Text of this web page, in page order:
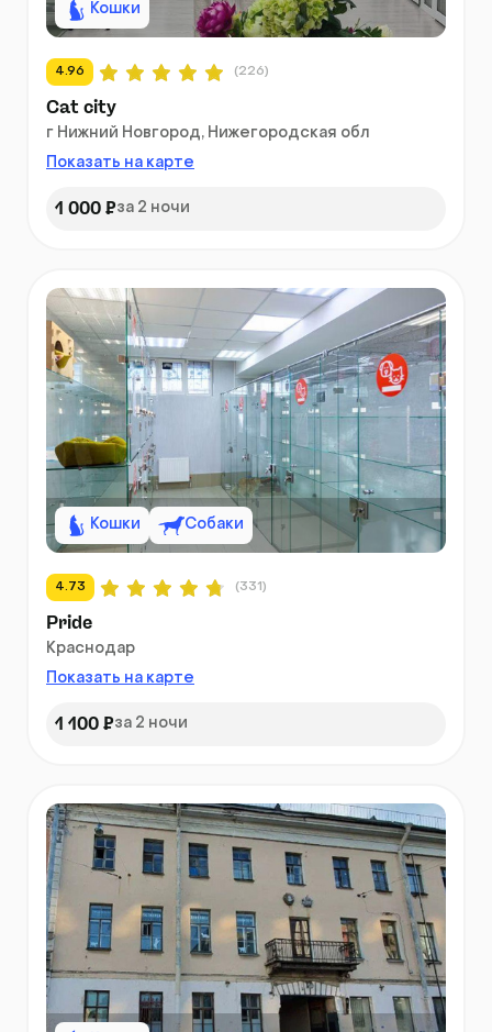
Кошки
4.96 (226)
Cat city
г Нижний Новгород, Нижегородская обл
Показать на карте
1 000 ₽за 2 ночи
Кошки Собаки
4.73 (331)
Pride
Краснодар
Показать на карте
1 100 ₽за 2 ночи